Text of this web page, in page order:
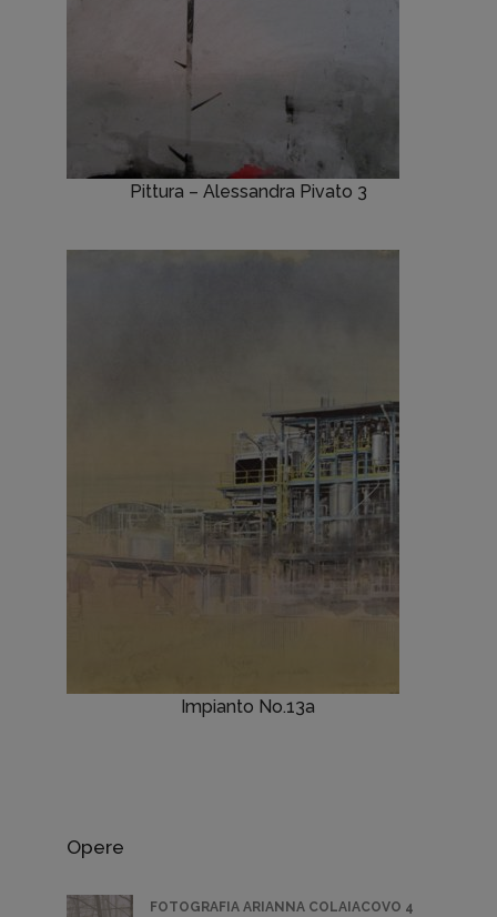
Pittura – Alessandra Pivato 3
Impianto No.13a
Opere
FOTOGRAFIA ARIANNA COLAIACOVO 4